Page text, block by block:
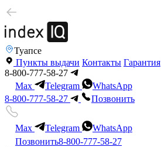
Туапсе
Пункты выдачи Контакты Гарантия
8-800-777-58-27
Max
Telegram
WhatsApp
8-800-777-58-27
Позвонить
Max Telegram
WhatsApp
Позвонить8-800-777-58-27